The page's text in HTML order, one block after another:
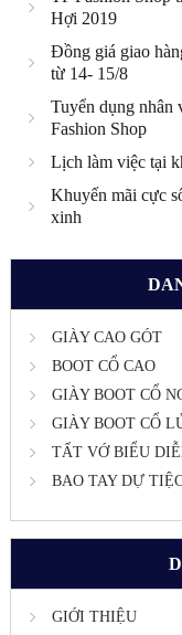
Hợi 2019
Đồng giá giao
từ 14- 15/8
Tuyển dụng nhân
Fashion Shop
Lịch làm việc tại
Khuyến mãi cực
xinh
GIÀY CAO GÓT
BOOT CỔ CAO
GIÀY BOOT CỔ
GIÀY BOOT CỔ
TẤT VỚ BIỂU
BAO TAY DỰ
GIỚI THIỆU